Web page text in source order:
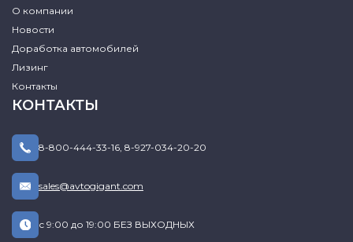
О компании
Новости
Доработка автомобилей
Лизинг
Контакты
КОНТАКТЫ
8-800-444-33-16, 8-927-034-20-20
sales@avtogigant.com
с 9:00 до 19:00 БЕЗ ВЫХОДНЫХ